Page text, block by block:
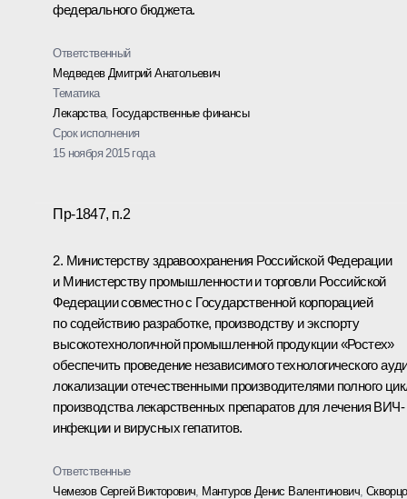
федерального бюджета.
Ответственный
Медведев Дмитрий Анатольевич
Тематика
Лекарства, Государственные финансы
Срок исполнения
15 ноября 2015 года
Пр-1847, п.2
2. Министерству здравоохранения Российской Федерации
и Министерству промышленности и торговли Российской
Федерации совместно с Государственной корпорацией
по содействию разработке, производству и экспорту
высокотехнологичной промышленной продукции «Ростех»
обеспечить проведение независимого технологического
локализации отечественными производителями полного
производства лекарственных препаратов для лечения ВИЧ-
инфекции и вирусных гепатитов.
Ответственные
Чемезов Сергей Викторович Мантуров Денис Валентинович